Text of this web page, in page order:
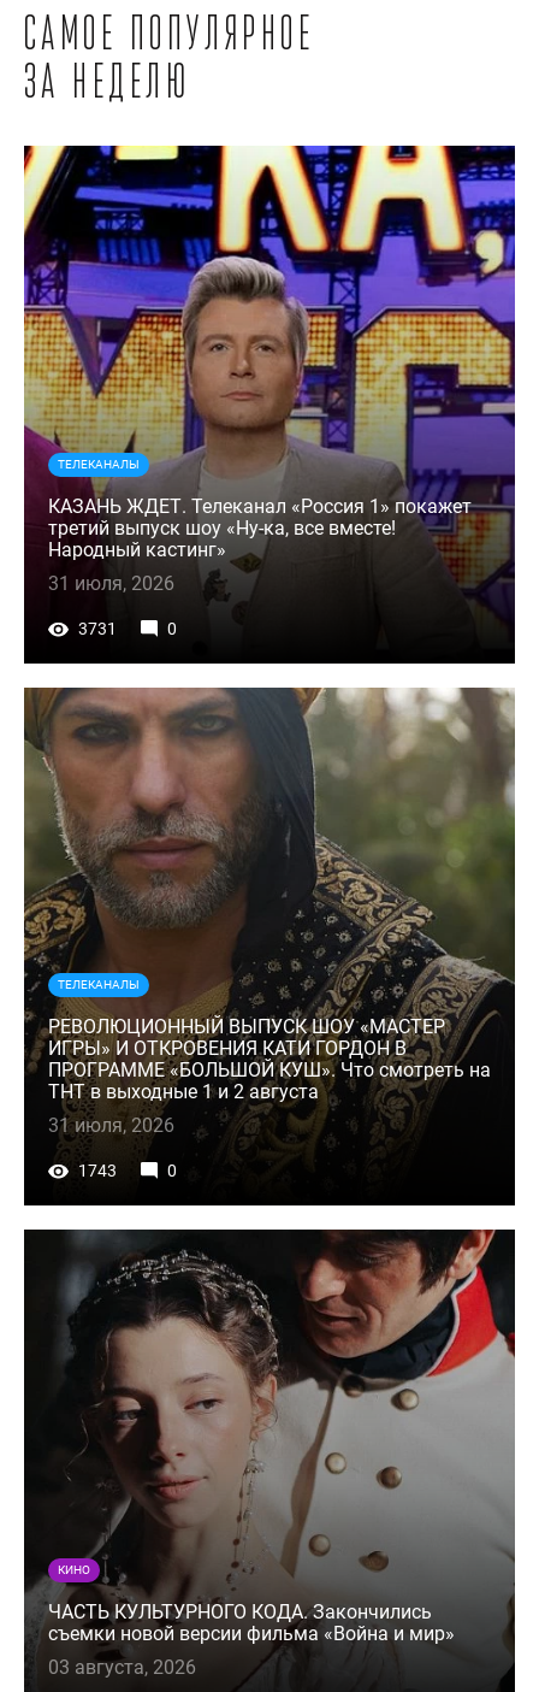
Самое популярное
за неделю
ТЕЛЕКАНАЛЫ
КАЗАНЬ ЖДЕТ. Телеканал «Россия 1» покажет
третий выпуск шоу «Ну-ка, все вместе!
Народный кастинг»
31 июля, 2026
3731 0
ТЕЛЕКАНАЛЫ
РЕВОЛЮЦИОННЫЙ ВЫПУСК ШОУ «МАСТЕР
ИГРЫ» И ОТКРОВЕНИЯ КАТИ ГОРДОН В
ПРОГРАММЕ «БОЛЬШОЙ КУШ». Что смотреть на
ТНТ в выходные 1 и 2 августа
31 июля, 2026
1743 0
КИНО
ЧАСТЬ КУЛЬТУРНОГО КОДА. Закончились
съемки новой версии фильма «Война и мир»
03 августа, 2026